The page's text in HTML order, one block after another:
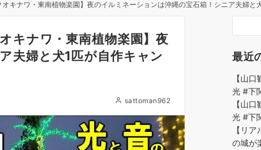
キナワ・東南植物楽園】夜のイルミネーションは沖縄の宝石箱！シニア夫婦と
キナワ・東南植物楽園】夜
夫婦と犬1匹が自作キャン
sattoman962
最近
【山
光 #下
【山
光 #下
【リ
の城が